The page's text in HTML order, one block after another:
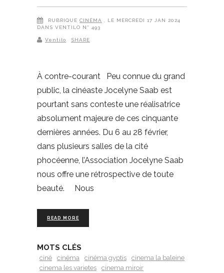
RUBRIQUE CINÉMA , LE MERCREDI 17 JAN 2024
DANS VENTILO N° 493
Ventilo SHARE
À contre-courant Peu connue du grand
public, la cinéaste Jocelyne Saab est
pourtant sans conteste une réalisatrice
absolument majeure de ces cinquante
dernières années. Du 6 au 28 février,
dans plusieurs salles de la cité
phocéenne, l’Association Jocelyne Saab
nous offre une rétrospective de toute
beauté. Nous
READ MORE
MOTS CLÉS
ciné cinéma cinéma gyptis
cinema la baleine
cinema les varietes
cinema miroir